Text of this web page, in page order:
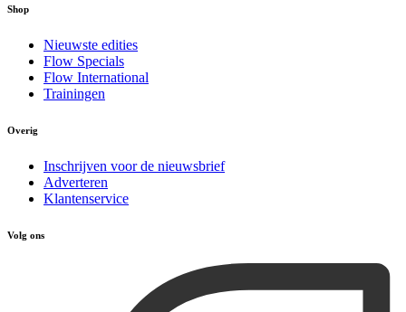
Shop
Nieuwste edities
Flow Specials
Flow International
Trainingen
Overig
Inschrijven voor de nieuwsbrief
Adverteren
Klantenservice
Volg ons